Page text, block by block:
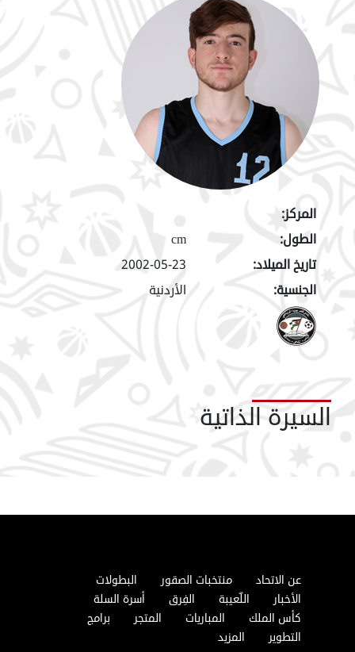
المركز:
الطول:
cm
تاريخ الميلاد:
2002-05-23
الجنسية:
الأردنية
السيرة الذاتية
عن الاتحاد منتخبات الصقور
البطولات
الأخبار
اللّعيبة الفِرق
أسرة السلة
كأس الملك
المباريات المتجر
برامج
التطوير
المزيد